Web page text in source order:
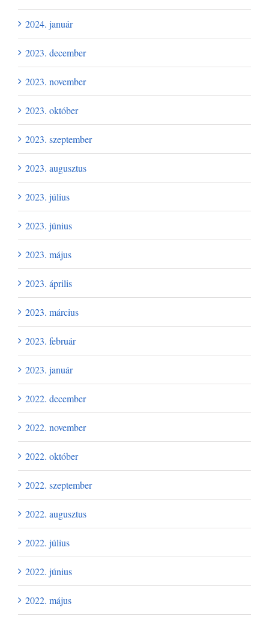
2024. január
2023. december
2023. november
2023. október
2023. szeptember
2023. augusztus
2023. július
2023. június
2023. május
2023. április
2023. március
2023. február
2023. január
2022. december
2022. november
2022. október
2022. szeptember
2022. augusztus
2022. július
2022. június
2022. május